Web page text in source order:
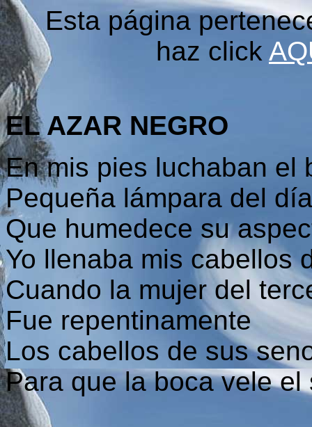
Esta página
haz click
EL AZAR NEGRO
En mis pies luchaban el
Pequeña lámpara del
Que humedece su
Yo llenaba mis cabellos
Cuando la mujer del
Fue repentinamente
Los cabellos de sus
Para que la boca vele